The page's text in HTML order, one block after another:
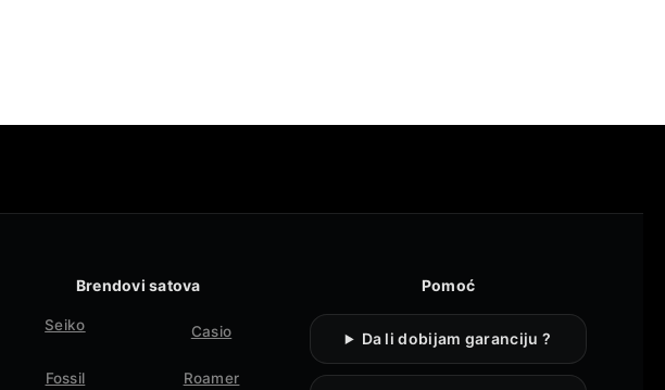
Brendovi satova
Seiko Casio
Fossil Roamer
Pomoć
Da li dobijam garanciju ?